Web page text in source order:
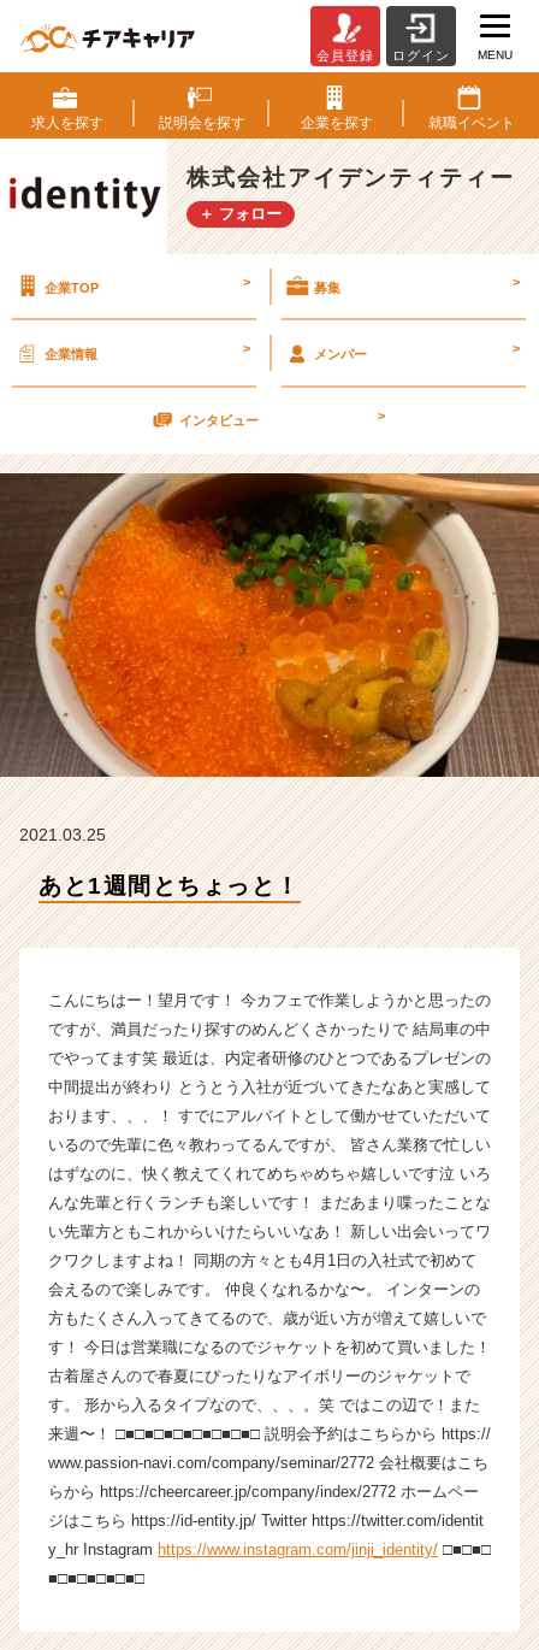
と
1
週
間
と
ち
【株
社
ア
デ
テ
ィ
テ
ィ
ー
の
タ
イ
ム
ラ
イ
チ
ー・
長
企
業
か
ら
ス
カ
ウ
ト
が
届
く
活
サ
イ
ト
チ
ア
リ
ア
e
会員登録 ログイン MENU
求人を探す 説明会を探す 企業を探す 就職イベント
株式会社アイデンティティー
＋ フォロー
企業TOP > 募集 >
企業情報 > メンバー >
インタビュー >
2021.03.25
あと1週間とちょっと！
こんにちはー！望月です！ 今カフェで作業しようかと思ったの
ですが、満員だったり探すのめんどくさかったりで 結局車の中
でやってます笑 最近は、内定者研修のひとつであるプレゼンの
中間提出が終わり とうとう入社が近づいてきたなあと実感して
おります、、、！ すでにアルバイトとして働かせていただいて
いるので先輩に色々教わってるんですが、 皆さん業務で忙しい
はずなのに、快く教えてくれてめちゃめちゃ嬉しいです泣 いろ
んな先輩と行くランチも楽しいです！ まだあまり喋ったことな
い先輩方ともこれからいけたらいいなあ！ 新しい出会いってワ
クワクしますよね！ 同期の方々とも4月1日の入社式で初めて
会えるので楽しみです。 仲良くなれるかな〜。 インターンの
方もたくさん入ってきてるので、歳が近い方が増えて嬉しいで
す！ 今日は営業職になるのでジャケットを初めて買いました！
古着屋さんので春夏にぴったりなアイボリーのジャケットで
す。 形から入るタイプなので、、、。笑 ではこの辺で！また
来週〜！ □■□■□■□■□■□■□■□ 説明会予約はこちらから https://
www.passion-navi.com/company/seminar/2772 会社概要はこち
らから https://cheercareer.jp/company/index/2772 ホームペー
ジはこちら https://id-entity.jp/ Twitter https://twitter.com/identit
y_hr Instagram https://www.instagram.com/jinji_identity/ □■□■□
■□■□■□■□■□